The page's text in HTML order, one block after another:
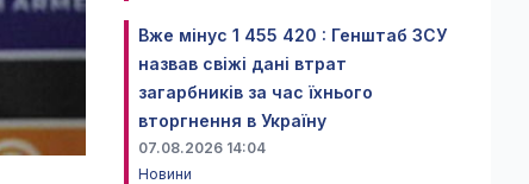
Вже мінус 1 455 420 : Генштаб ЗСУ
назвав свіжі дані втрат
загарбників за час їхнього
вторгнення в Україну
07.08.2026 14:04
Новини